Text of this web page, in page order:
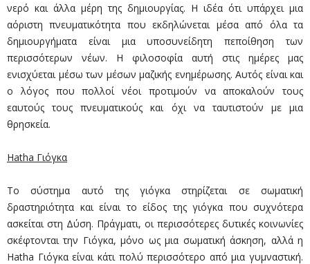
νερό και άλλα μέρη της δημιουργίας. Η ιδέα ότι υπάρχει μια
αόριστη πνευματικότητα που εκδηλώνεται μέσα από όλα τα
δημιουργήματα είναι μια υποσυνείδητη πεποίθηση των
περισσότερων νέων. Η φιλοσοφία αυτή στις ημέρες μας
ενισχύεται μέσω των μέσων μαζικής ενημέρωσης. Αυτός είναι και
ο λόγος που πολλοί νέοι προτιμούν να αποκαλούν τους
εαυτούς τους πνευματικούς και όχι να ταυτιστούν με μια
θρησκεία.
Hatha Γιόγκα
Το σύστημα αυτό της γιόγκα στηρίζεται σε σωματική
δραστηριότητα και είναι το είδος της γιόγκα που συχνότερα
ασκείται στη Δύση. Πράγματι, οι περισσότερες δυτικές κοινωνίες
σκέφτονται την Γιόγκα, μόνο ως μια σωματική άσκηση, αλλά η
Hatha Γιόγκα είναι κάτι πολύ περισσότερο από μια γυμναστική.